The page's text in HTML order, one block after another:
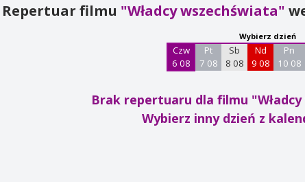
Repertuar filmu "Władcy wszechświata"
Wybierz dzień
Czw
6 08
Pt
7 08
Sb
8 08
Nd
9 08
Pn
10 08
Brak repertuaru dla filmu
Wybierz inny dzień z